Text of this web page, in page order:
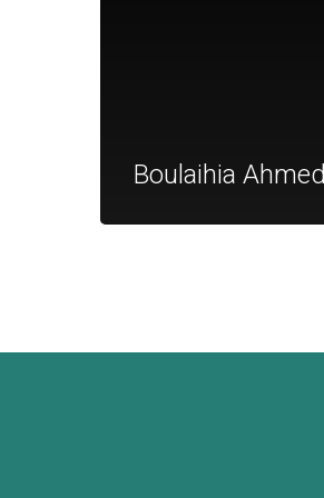
Boulaihia Ahmed